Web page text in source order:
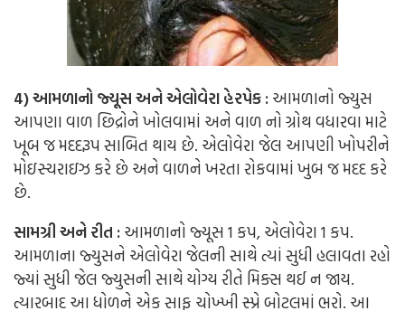
4) આમળાનો જ્યૂસ અને એલોવેરા હેરપેક :આમળાનો જ્યુસ
આપણા વાળ છિદ્રોને ખોલવામાં અને વાળ નો ગ્રોથ વધારવા માટે
ખૂબ જ મદદરૂપ સાબિત થાય છે. એલોવેરા જેલ આપણી ખોપરીને
મોઇસ્ચરાઇઝ કરે છે અને વાળને ખરતા રોકવામાં ખુબ જ મદદ કરે
છે.
સામગ્રી અને રીત :આમળાનો જ્યૂસ 1 કપ, એલોવેરા 1 કપ.
આમળાના જ્યુસને એલોવેરા જેલની સાથે ત્યાં સુધી હલાવતા રહો
જ્યાં સુધી જેલ જ્યુસની સાથે યોગ્ય રીતે મિક્સ થઈ ન જાય.
ત્યારબાદ આ ધોળને એક સાફ ચોખ્ખી સ્પ્રે બોટલમાં ભરો. આ